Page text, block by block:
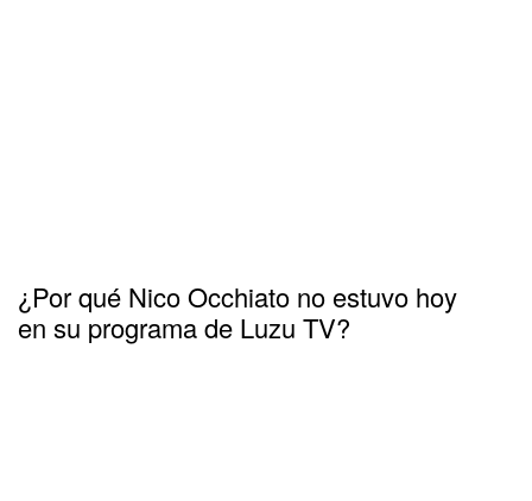
¿Por qué Nico Occhiato no estuvo hoy
en su programa de Luzu TV?